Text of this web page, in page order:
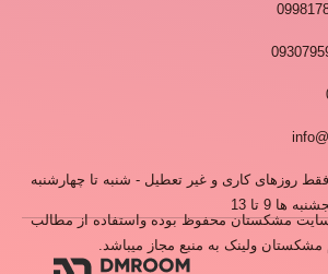
روزهای کاری و غیر تعطیل - شنبه تا چهارشنبه
مشکستان محفوظ بوده واستفاده از مطالب
مشکستان ولینک به منبع مجاز میباشد.